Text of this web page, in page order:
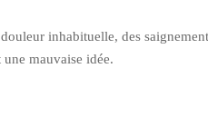
inhabituelle, des
mauvaise idée.